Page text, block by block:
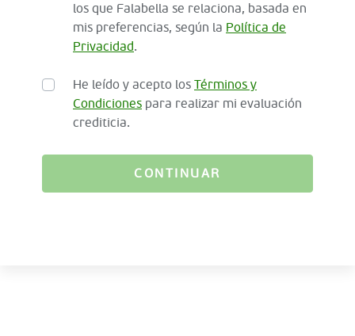
los que Falabella se relaciona, basada en
mis preferencias, según la Política de
Privacidad.
He leído y acepto los Términos y
Condiciones para realizar mi evaluación
crediticia.
CONTINUAR